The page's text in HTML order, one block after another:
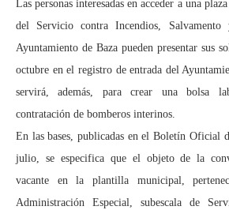
Las personas interesadas en acceder a una
del Servicio contra Incendios,
Ayuntamiento de Baza pueden presentar sus
octubre en el registro de entrada del
servirá, además, para crear una bolsa
contratación de bomberos interinos.
En las bases, publicadas en el Boletín Oficial
julio, se especifica que el objeto de la
vacante en la plantilla municipal,
Administración Especial, subescala de